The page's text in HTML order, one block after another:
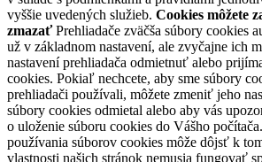
vyššie uvedených služieb. Cookies môžete
zmazaťPrehliadače zväčša súbory cookies
už v základnom nastavení, ale zvyčajne ich
nastavení prehliadača odmietnuť alebo
cookies. Pokiaľ nechcete, aby sme súbory
prehliadači používali, môžete zmeniť jeho
súbory cookies odmietal alebo aby vás
o uloženie súboru cookies do Vášho
používania súborov cookies môže dôjsť k
vlastnosti našich stránok nemusia fungovať